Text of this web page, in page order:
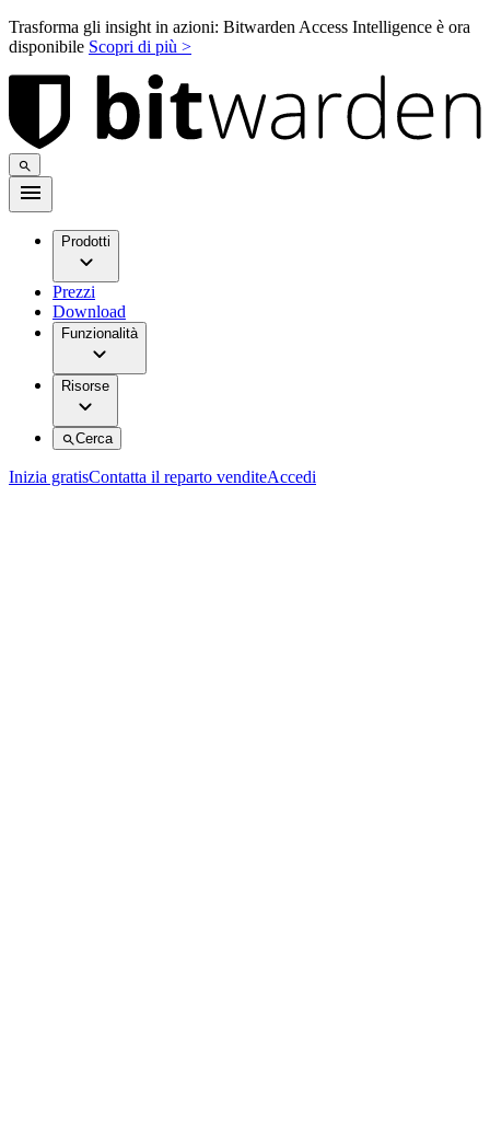
Trasforma gli insight in azioni: Bitwarden Access Intelligence è ora
disponibile Scopri di più >
Prodotti
Prezzi
Download
Funzionalità
Risorse
Cerca
Inizia gratisContatta il reparto venditeAccedi